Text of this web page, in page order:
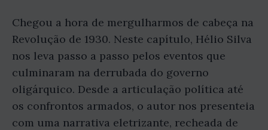
Chegou a hora de mergulharmos de cabeça na
Revolução de 1930. Neste capítulo, Hélio Silva
nos leva passo a passo pelos eventos que
culminaram na derrubada do governo
oligárquico. Desde a articulação política até
os confrontos armados, o autor nos presenteia
com uma narrativa eletrizante, recheada de